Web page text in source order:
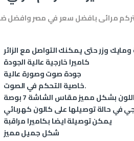
مرائى بافضل سعر في مصر وافضل
وزر حتى يمكنك التواصل مع الزائر
كاميرا خارجية عالية الجودة
جودة صوت وصورة عالية
خاصية التحكم في الصوت.
بشكل مميز مقاس الشاشة 7 بوصة
في حالة توصيلها على كالون كهربائي
يمكن توصيلة ايضا بكاميرا مراقبة
شكل جميل مميز